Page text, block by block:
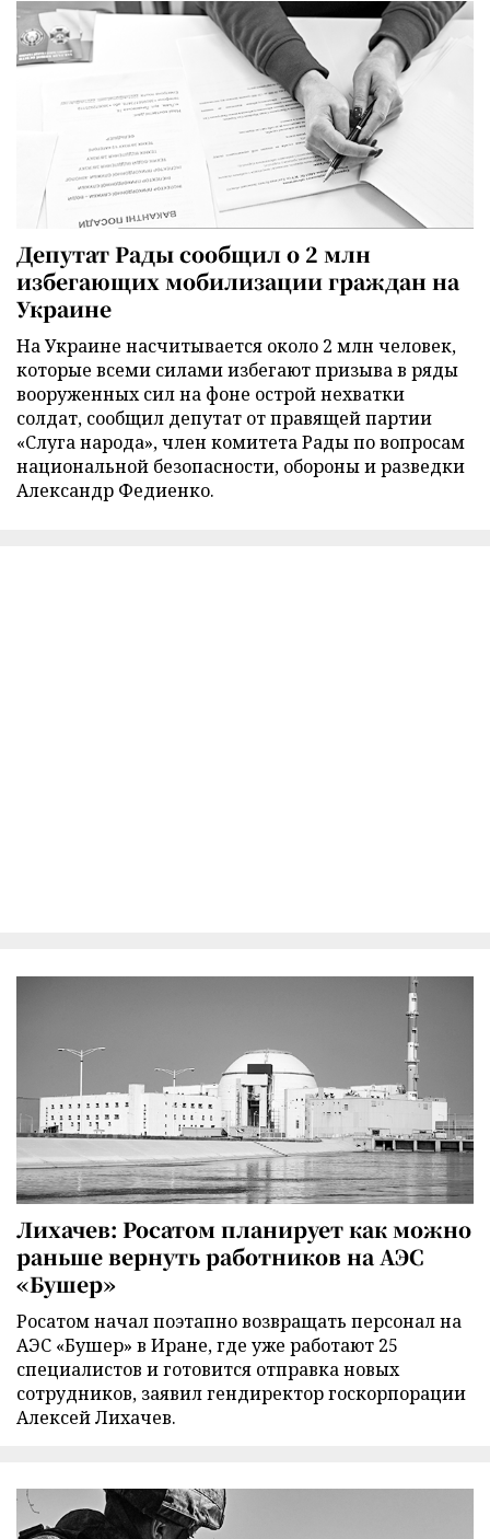
Депутат Рады сообщил о 2 млн
избегающих мобилизации граждан на
Украине
На Украине насчитывается около 2 млн человек,
которые всеми силами избегают призыва в ряды
вооруженных сил на фоне острой нехватки
солдат, сообщил депутат от правящей партии
«Слуга народа», член комитета Рады по вопросам
национальной безопасности, обороны и разведки
Александр Федиенко.
Лихачев: Росатом планирует как можно
раньше вернуть работников на АЭС
«Бушер»
Росатом начал поэтапно возвращать персонал на
АЭС «Бушер» в Иране, где уже работают 25
специалистов и готовится отправка новых
сотрудников, заявил гендиректор госкорпорации
Алексей Лихачев.